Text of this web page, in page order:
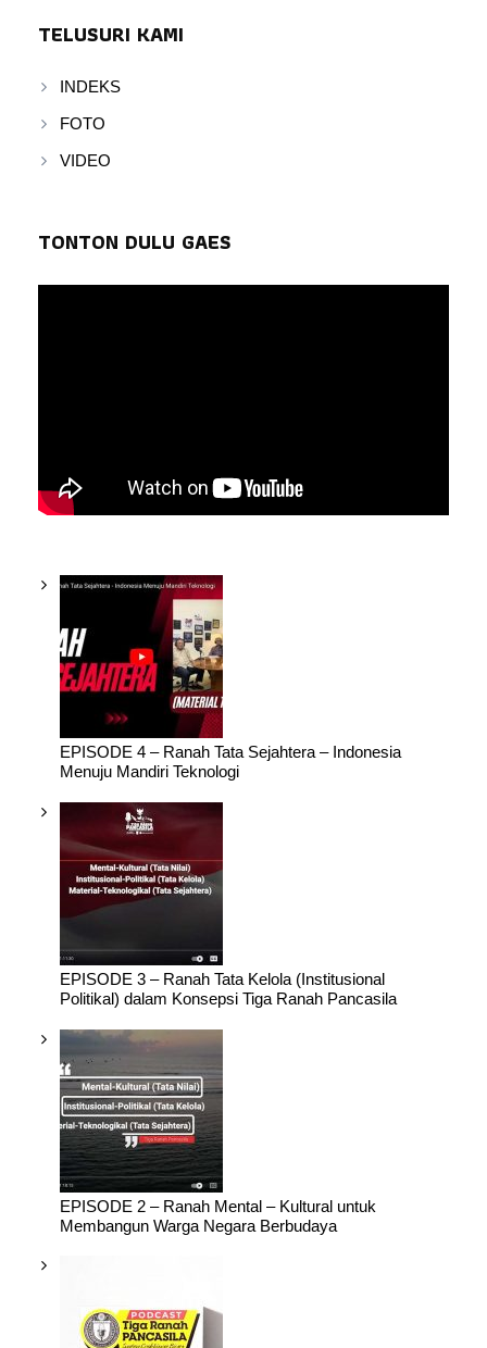
TELUSURI KAMI
INDEKS
FOTO
VIDEO
TONTON DULU GAES
EPISODE 4 – Ranah Tata Sejahtera – Indonesia
Menuju Mandiri Teknologi
EPISODE 3 – Ranah Tata Kelola (Institusional
Politikal) dalam Konsepsi Tiga Ranah Pancasila
EPISODE 2 – Ranah Mental – Kultural untuk
Membangun Warga Negara Berbudaya